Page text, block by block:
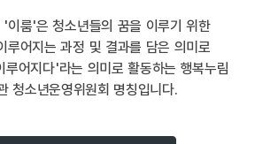
'이룸'은 청소년들의 꿈을 이루기 위한
루어지는 과정 및 결과를 담은 의미로
어지다'라는 의미로 활동하는 행복누림
청소년운영위원회 명칭입니다.